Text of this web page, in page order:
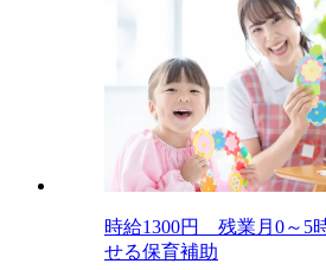
時給1300円 残業月0～5
せる保育補助